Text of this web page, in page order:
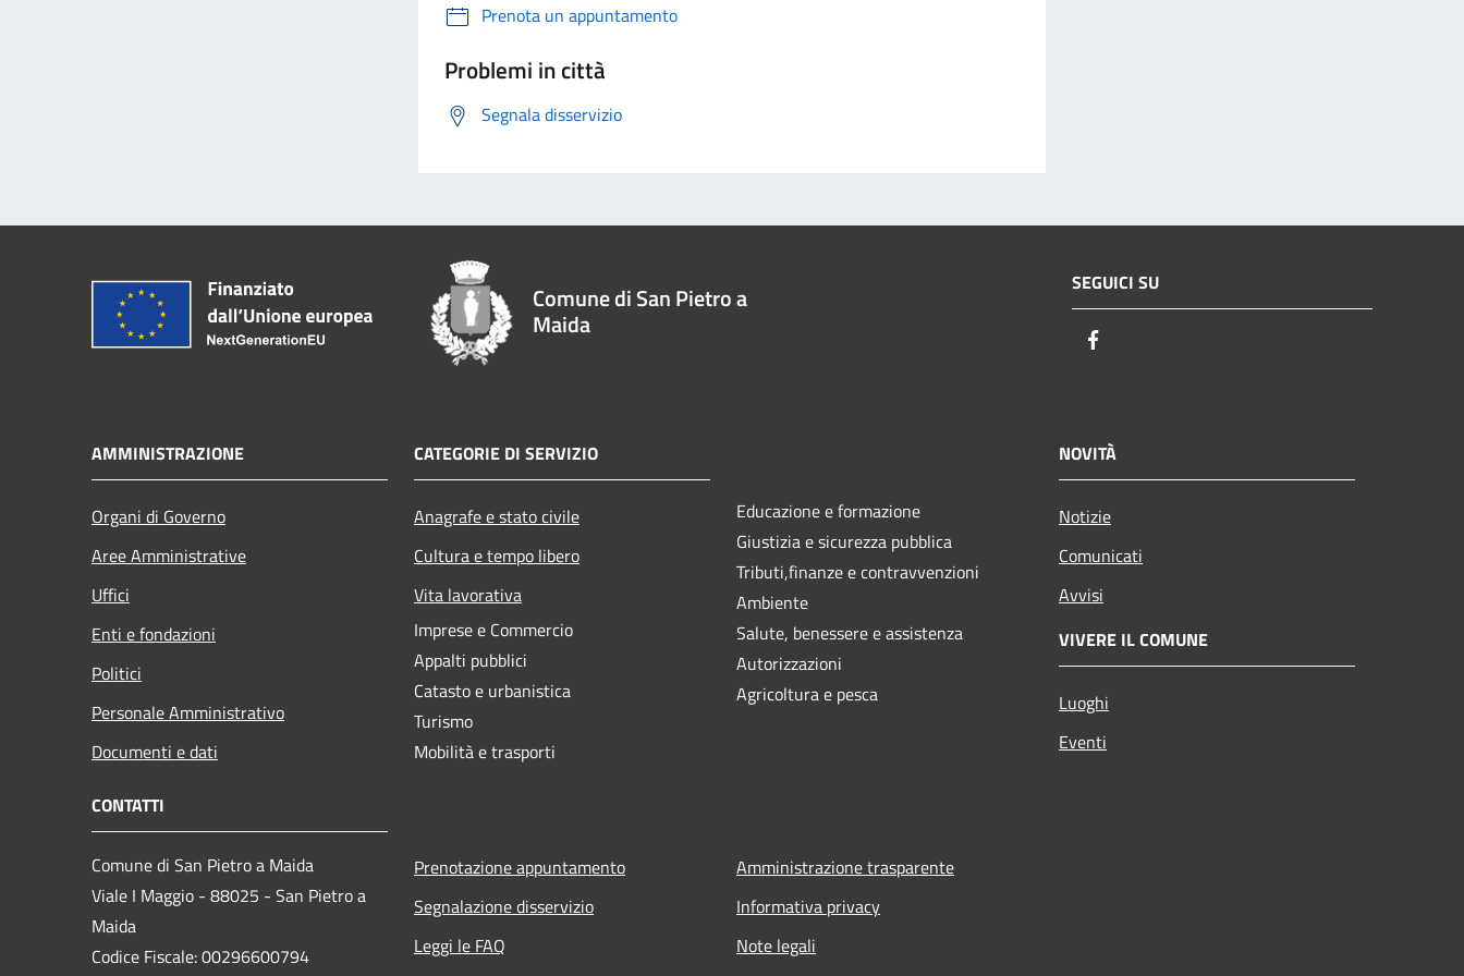
Prenota un appuntamento
Problemi in città
Segnala disservizio
Comune di San Pietro a
Maida
SEGUICI SU
AMMINISTRAZIONE
Organi di Governo
Aree Amministrative
Uffici
Enti e fondazioni
Politici
Personale Amministrativo
Documenti e dati
CATEGORIE DI SERVIZIO
Anagrafe e stato civile
Cultura e tempo libero
Vita lavorativa
Imprese e Commercio
Appalti pubblici
Catasto e urbanistica
Turismo
Mobilità e trasporti
Educazione e formazione
Giustizia e sicurezza pubblica
Tributi,finanze e contravvenzioni
Ambiente
Salute, benessere e assistenza
Autorizzazioni
Agricoltura e pesca
NOVITÀ
Notizie
Comunicati
Avvisi
VIVERE IL COMUNE
Luoghi
Eventi
CONTATTI
Comune di San Pietro a Maida
Viale I Maggio - 88025 - San Pietro a
Maida
Codice Fiscale: 00296600794
Prenotazione appuntamento
Segnalazione disservizio
Leggi le FAQ
Amministrazione trasparente
Informativa privacy
Note legali